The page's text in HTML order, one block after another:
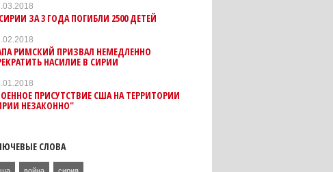
ЗА 3 ГОДА ПОГИБЛИ 2500 ДЕТЕЙ
РИМСКИЙ ПРИЗВАЛ НЕМЕДЛЕННО
НАСИЛИЕ В СИРИИ
ПРИСУТСТВИЕ США НА ТЕРРИТОРИИ
НЕЗАКОННО"
СЛОВА
война сирия